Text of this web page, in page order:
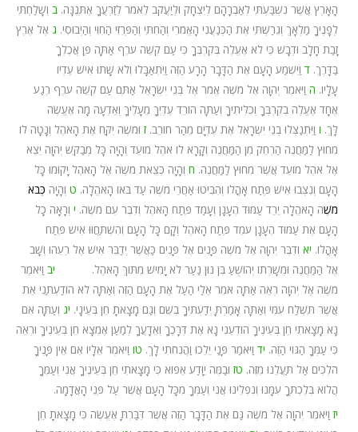
הָאָרֶץ אֲשֶׁר נִשְׁבַּעְתִּי לְאַבְרָהָם לְיִצְחָק וּלְיַעֲקֹב לֵאמֹר לְזַרְעֲךָ אֶתְּנֶנָּה. ב וְשָׁלַחְתִּי
לְפָנֶיךָ מַלְאָךְ וְגֵרַשְׁתִּי אֶת הַכְּנַעֲנִי הָאֱמֹרִי וְהַחִתִּי וְהַפְּרִזִּי הַחִוִּי וְהַיְבוּסִי. ג אֶל אֶרֶץ
זָבַת חָלָב וּדְבָשׁ כִּי לֹא אֶעֱלֶה בְּקִרְבְּךָ כִּי עַם קְשֵׁה עֹרֶף אַתָּה פֶּן אֲכֶלְךָ
בַּדָּרֶךְ. ד וַיִּשְׁמַע הָעָם אֶת הַדָּבָר הָרָע הַזֶּה וַיִּתְאַבָּלוּ וְלֹא שָׁתוּ אִישׁ עֶדְיוֹ
עָלָיו. ה וַיֹּאמֶר יְהוָה אֶל מֹשֶׁה אֱמֹר אֶל בְּנֵי יִשְׂרָאֵל אַתֶּם עַם קְשֵׁה עֹרֶף רֶגַע
אֶחָד אֶעֱלֶה בְקִרְבְּךָ וְכִלִּיתִיךָ וְעַתָּה הוֹרֵד עֶדְיְךָ מֵעָלֶיךָ וְאֵדְעָה מָה אֶעֱשֶׂה
לָּךְ. ו וַיִּתְנַצְּלוּ בְנֵי יִשְׂרָאֵל אֶת עֶדְיָם מֵהַר חוֹרֵב. ז וּמֹשֶׁה יִקַּח אֶת הָאֹהֶל וְנָטָה לוֹ
מִחוּץ לַמַּחֲנֶה הַרְחֵק מִן הַמַּחֲנֶה וְקָרָא לוֹ אֹהֶל מוֹעֵד וְהָיָה כָּל מְבַקֵּשׁ יְהוָה יֵצֵא
אֶל אֹהֶל מוֹעֵד אֲשֶׁר מִחוּץ לַמַּחֲנֶה. ח וְהָיָה כְּצֵאת מֹשֶׁה אֶל הָאֹהֶל יָקוּמוּ כָּל
הָעָם וְנִצְּבוּ אִישׁ פֶּתַח אָהֳלוֹ וְהִבִּיטוּ אַחֲרֵי מֹשֶׁה עַד בֹּאוֹ הָאֹהֱלָה. ט וְהָיָה כְּבֹא
מֹשֶׁה הָאֹהֱלָה יֵרֵד עַמּוּד הֶעָנָן וְעָמַד פֶּתַח הָאֹהֶל וְדִבֶּר עִם מֹשֶׁה. י וְרָאָה כָל
הָעָם אֶת עַמּוּד הֶעָנָן עֹמֵד פֶּתַח הָאֹהֶל וְקָם כָּל הָעָם וְהִשְׁתַּחֲוּוּ אִישׁ פֶּתַח
אָהֳלוֹ. יא וְדִבֶּר יְהוָה אֶל מֹשֶׁה פָּנִים אֶל פָּנִים כַּאֲשֶׁר יְדַבֵּר אִישׁ אֶל רֵעֵהוּ וְשָׁב
אֶל הַמַּחֲנֶה וּמְשָׁרְתוֹ יְהוֹשֻׁעַ בִּן נוּן נַעַר לֹא יָמִישׁ מִתּוֹךְ הָאֹהֶל.
יב וַיֹּאמֶר
מֹשֶׁה אֶל יְהוָה רְאֵה אַתָּה אֹמֵר אֵלַי הַעַל אֶת הָעָם הַזֶּה וְאַתָּה לֹא הוֹדַעְתַּנִי אֵת
אֲשֶׁר תִּשְׁלַח עִמִּי וְאַתָּה אָמַרְתָּ יְדַעְתִּיךָ בְשֵׁם וְגַם מָצָאתָ חֵן בְּעֵינָי. יג וְעַתָּה אִם
נָא מָצָאתִי חֵן בְּעֵינֶיךָ הוֹדִעֵנִי נָא אֶת דְּרָכֶךָ וְאֵדָעֲךָ לְמַעַן אֶמְצָא חֵן בְּעֵינֶיךָ וּרְאֵה
כִּי עַמְּךָ הַגּוֹי הַזֶּה. יד וַיֹּאמַר פָּנַי יֵלֵכוּ וַהֲנִחֹתִי לָךְ. טו וַיֹּאמֶר אֵלָיו אִם אֵין פָּנֶיךָ
הֹלְכִים אַל תַּעֲלֵנוּ מִזֶּה. טז וּבַמֶּה יִוָּדַע אֵפוֹא כִּי מָצָאתִי חֵן בְּעֵינֶיךָ אֲנִי וְעַמֶּךָ
הֲלוֹא בְּלֶכְתְּךָ עִמָּנוּ וְנִפְלֵינוּ אֲנִי וְעַמְּךָ מִכָּל הָעָם אֲשֶׁר עַל פְּנֵי הָאֲדָמָה.
יז וַיֹּאמֶר יְהוָה אֶל מֹשֶׁה גַּם אֶת הַדָּבָר הַזֶּה אֲשֶׁר דִּבַּרְתָּ אֶעֱשֶׂה כִּי מָצָאתָ חֵן